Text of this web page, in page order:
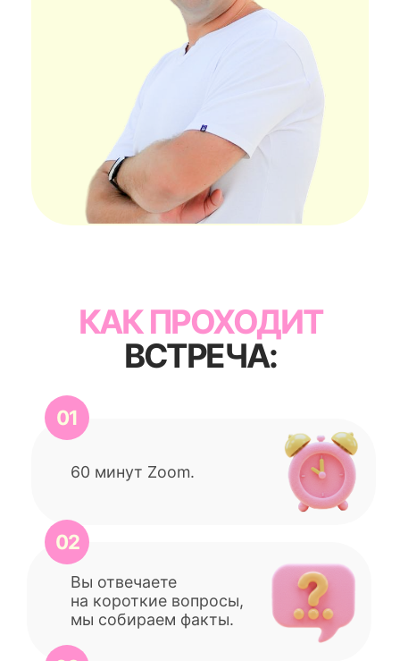
60 минут Zoom.
мы смотрим вашу ситуацию
и понимаем реальную причину.
ПОЧЕМУ ЭТО БЕСПЛАТНО
Иногда одного разговора
хватает, чтобы вы увидели
Вы отвечаете
на короткие вопросы,
мы собираем факты.
Первый управленческий чек-
лист и план на 7 дней: что
делать уже завтра в своем